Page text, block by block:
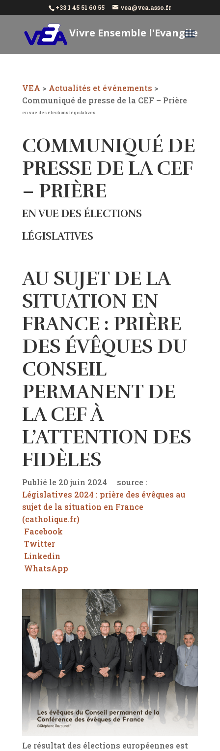
+33 1 45 51 60 55 vea@vea.asso.fr
Vivre Ensemble l'Evangile
VEA > Actualités et événements >
Communiqué de presse de la CEF – Prière
en vue des élections législatives
COMMUNIQUÉ DE
PRESSE DE LA CEF
– PRIÈRE
EN VUE DES ÉLECTIONS
LÉGISLATIVES
AU SUJET DE LA
SITUATION EN
FRANCE : PRIÈRE
DES ÉVÊQUES DU
CONSEIL
PERMANENT DE
LA CEF À
L’ATTENTION DES
FIDÈLES
Publié le 20 juin 2024 source :
Législatives 2024 : prière des évêques au
sujet de la situation en France
(catholique.fr)
Facebook
Twitter
Linkedin
WhatsApp
Le résultat des élections européennes est